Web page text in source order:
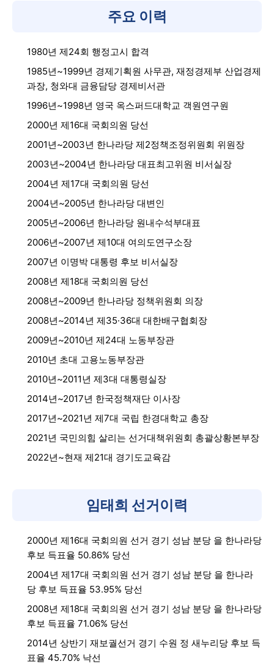
주요 이력
1980년 제24회 행정고시 합격
1985년~1999년 경제기획원 사무관, 재정경제부 산업경제
과장, 청와대 금융담당 경제비서관
1996년~1998년 영국 옥스퍼드대학교 객원연구원
2000년 제16대 국회의원 당선
2001년~2003년 한나라당 제2정책조정위원회 위원장
2003년~2004년 한나라당 대표최고위원 비서실장
2004년 제17대 국회의원 당선
2004년~2005년 한나라당 대변인
2005년~2006년 한나라당 원내수석부대표
2006년~2007년 제10대 여의도연구소장
2007년 이명박 대통령 후보 비서실장
2008년 제18대 국회의원 당선
2008년~2009년 한나라당 정책위원회 의장
2008년~2014년 제35·36대 대한배구협회장
2009년~2010년 제24대 노동부장관
2010년 초대 고용노동부장관
2010년~2011년 제3대 대통령실장
2014년~2017년 한국정책재단 이사장
2017년~2021년 제7대 국립 한경대학교 총장
2021년 국민의힘 살리는 선거대책위원회 총괄상황본부장
2022년~현재 제21대 경기도교육감
임태희 선거이력
2000년 제16대 국회의원 선거 경기 성남 분당 을 한나라당
후보 득표율 50.86% 당선
2004년 제17대 국회의원 선거 경기 성남 분당 을 한나라
당 후보 득표율 53.95% 당선
2008년 제18대 국회의원 선거 경기 성남 분당 을 한나라당
후보 득표율 71.06% 당선
2014년 상반기 재보궐선거 경기 수원 정 새누리당 후보 득
표율 45.70% 낙선